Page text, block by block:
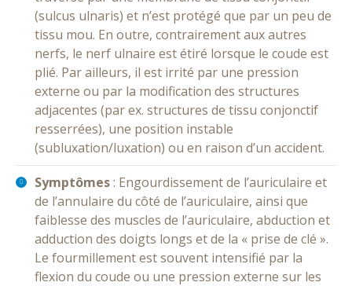
(sulcus ulnaris) et n’est protégé que par un peu de
tissu mou. En outre, contrairement aux autres
nerfs, le nerf ulnaire est étiré lorsque le coude est
plié. Par ailleurs, il est irrité par une pression
externe ou par la modification des structures
adjacentes (par ex. structures de tissu conjonctif
resserrées), une position instable
(subluxation/luxation) ou en raison d’un accident.
Symptômes: Engourdissement de l’auriculaire et
de l’annulaire du côté de l’auriculaire, ainsi que
faiblesse des muscles de l’auriculaire, abduction et
adduction des doigts longs et de la « prise de clé ».
Le fourmillement est souvent intensifié par la
flexion du coude ou une pression externe sur les